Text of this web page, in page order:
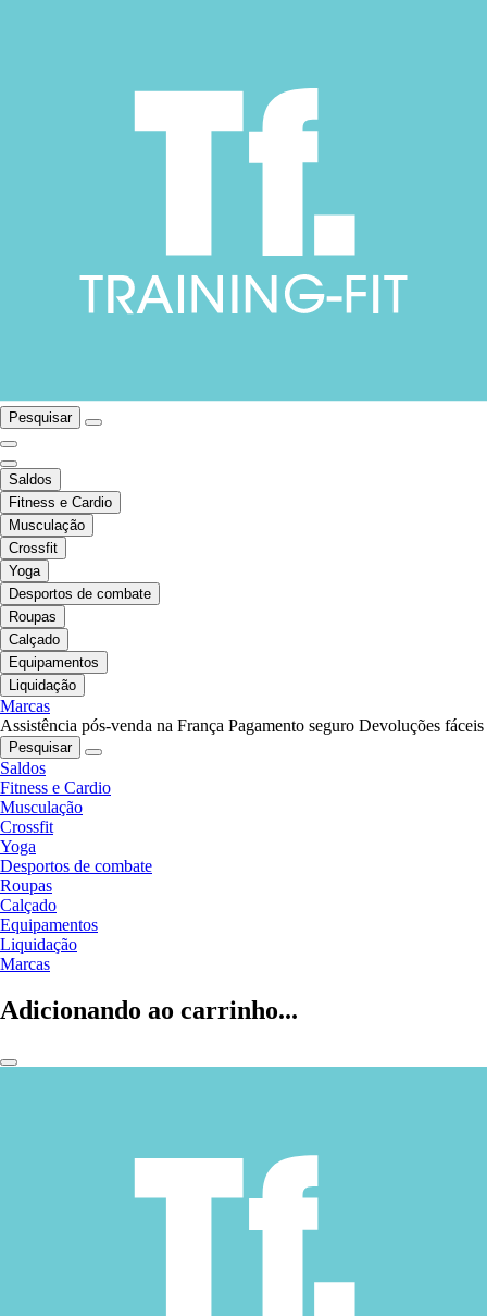
Pesquisar
Saldos
Fitness e Cardio
Musculação
Crossfit
Yoga
Desportos de combate
Roupas
Calçado
Equipamentos
Liquidação
Marcas
Assistência pós-venda na França Pagamento seguro Devoluções fáceis
Pesquisar
Saldos
Fitness e Cardio
Musculação
Crossfit
Yoga
Desportos de combate
Roupas
Calçado
Equipamentos
Liquidação
Marcas
Adicionando ao carrinho...